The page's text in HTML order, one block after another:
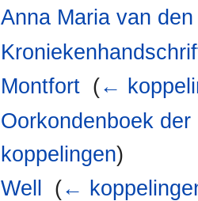
Anna Maria van
Montfort (←
Oorkondenboek
koppelingen)
Well
(←